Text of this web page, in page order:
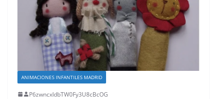
ANIMACIONES INFANTILES MADRID
P6zwncxIdbTW0Fy3U8cBcOG